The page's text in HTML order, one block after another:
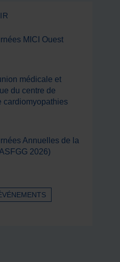
MICI Ouest
médicale et
du centre de
cardiomyopathies
Annuelles de la
2026)